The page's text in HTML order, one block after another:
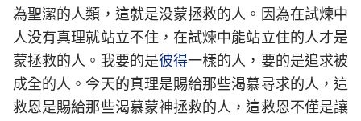
為聖潔的人類，這就是没蒙拯救的人。因為在試煉中
人没有真理就站立不住，在試煉中能站立住的人才是
蒙拯救的人。我要的是彼得一樣的人，要的是追求被
成全的人。今天的真理是賜給那些渴慕尋求的人，這
救恩是賜給那些渴慕蒙神拯救的人，這救恩不僅是讓